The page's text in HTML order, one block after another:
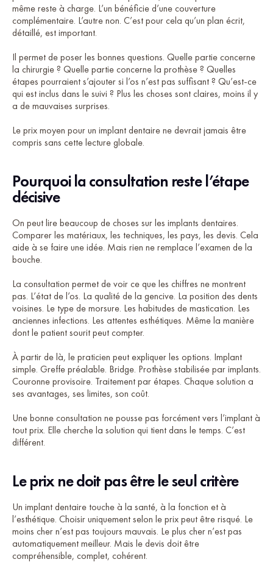
même reste à charge. L’un bénéficie d’une couverture
complémentaire. L’autre non. C’est pour cela qu’un plan écrit,
détaillé, est important.
Il permet de poser les bonnes questions. Quelle partie concerne
la chirurgie ? Quelle partie concerne la prothèse ? Quelles
étapes pourraient s’ajouter si l’os n’est pas suffisant ? Qu’est-ce
qui est inclus dans le suivi ? Plus les choses sont claires, moins il y
a de mauvaises surprises.
Le prix moyen pour un implant dentaire ne devrait jamais être
compris sans cette lecture globale.
Pourquoi la consultation reste l’étape
décisive
On peut lire beaucoup de choses sur les implants dentaires.
Comparer les matériaux, les techniques, les pays, les devis. Cela
aide à se faire une idée. Mais rien ne remplace l’examen de la
bouche.
La consultation permet de voir ce que les chiffres ne montrent
pas. L’état de l’os. La qualité de la gencive. La position des dents
voisines. Le type de morsure. Les habitudes de mastication. Les
anciennes infections. Les attentes esthétiques. Même la manière
dont le patient sourit peut compter.
À partir de là, le praticien peut expliquer les options. Implant
simple. Greffe préalable. Bridge. Prothèse stabilisée par implants.
Couronne provisoire. Traitement par étapes. Chaque solution a
ses avantages, ses limites, son coût.
Une bonne consultation ne pousse pas forcément vers l’implant à
tout prix. Elle cherche la solution qui tient dans le temps. C’est
différent.
Le prix ne doit pas être le seul critère
Un implant dentaire touche à la santé, à la fonction et à
l’esthétique. Choisir uniquement selon le prix peut être risqué. Le
moins cher n’est pas toujours mauvais. Le plus cher n’est pas
automatiquement meilleur. Mais le devis doit être
compréhensible, complet, cohérent.